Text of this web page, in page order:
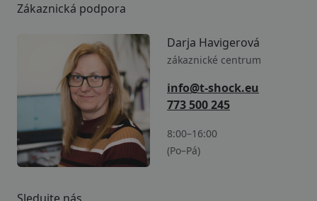
Zákaznická podpora
Darja Havigerová
zákaznické centrum
info@t-shock.eu
773 500 245
8:00–16:00
(Po–Pá)